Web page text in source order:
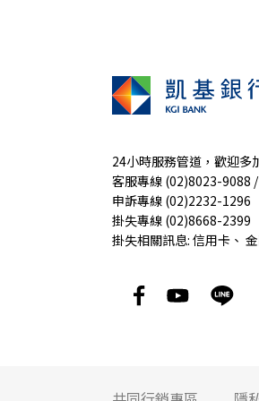
24小時服務管道，歡迎多
客服專線 (02)8023-9088
申訴專線 (02)2232-1296
掛失專線 (02)8668-2399
掛失相關訊息:信用卡 、